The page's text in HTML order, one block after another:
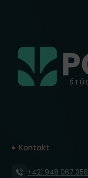
Kontakt
+421 948 067 358